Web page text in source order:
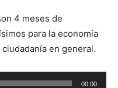
4 meses de
para la economía
en general.
00:00